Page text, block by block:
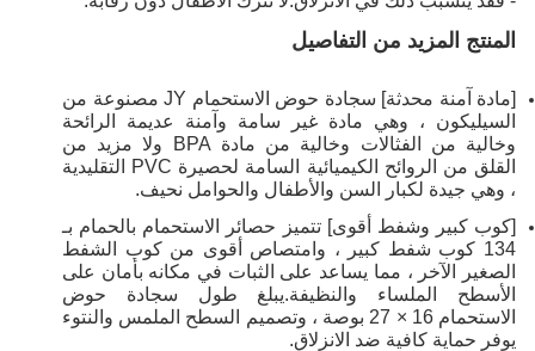
المنتج المزيد من التفاصيل
[مادة آمنة محدثة] سجادة حوض الاستحمام JY مصنوعة من
السيليكون ، وهي مادة غير سامة وآمنة عديمة الرائحة
وخالية من الفثالات وخالية من مادة BPA ولا مزيد من
القلق من الروائح الكيميائية السامة لحصيرة PVC التقليدية
، وهي جيدة لكبار السن والأطفال والحوامل نحيف.
[كوب كبير وشفط أقوى] تتميز حصائر الاستحمام بالحمام بـ
134 كوب شفط كبير ، وامتصاص أقوى من كوب الشفط
الصغير الآخر ، مما يساعد على الثبات في مكانه بأمان على
الأسطح الملساء والنظيفة.يبلغ طول سجادة حوض
الاستحمام 16 × 27 بوصة ، وتصميم السطح الملمس والنتوء
يوفر حماية كافية ضد الانزلاق.